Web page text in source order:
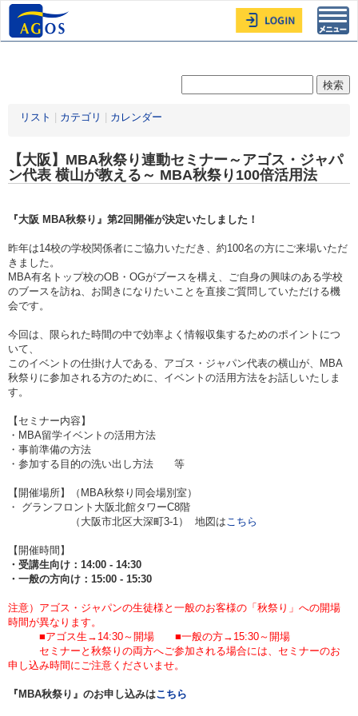
リスト カテゴリ カレンダー
【大阪】MBA秋祭り連動セミナー～アゴス・ジャパ
ン代表 横山が教える～ MBA秋祭り100倍活用法
『大阪 MBA秋祭り』第2回開催が決定いたしました！
昨年は14校の学校関係者にご協力いただき、約100名の方にご来場いただ
きました。
MBA有名トップ校のOB・OGがブースを構え、ご自身の興味のある学校
のブースを訪ね、お聞きになりたいことを直接ご質問していただける機
会です。
今回は、限られた時間の中で効率よく情報収集するためのポイントにつ
いて、
このイベントの仕掛け人である、アゴス・ジャパン代表の横山が、MBA
秋祭りに参加される方のために、イベントの活用方法をお話しいたしま
す。
【セミナー内容】
・MBA留学イベントの活用方法
・事前準備の方法
・参加する目的の洗い出し方法 等
【開催場所】（MBA秋祭り同会場別室）
・ グランフロント大阪北館タワーC8階
（大阪市北区大深町3-1） 地図はこちら
【開催時間】
・受講生向け：14:00 - 14:30
・一般の方向け：15:00 - 15:30
注意）アゴス・ジャパンの生徒様と一般のお客様の「秋祭り」への開場
時間が異なります。
■アゴス生→14:30～開場 ■一般の方→15:30～開場
セミナーと秋祭りの両方へご参加される場合には、セミナーのお
申し込み時間にご注意くださいませ。
『MBA秋祭り』のお申し込みはこちら